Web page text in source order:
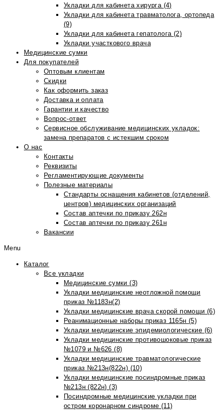
Укладки для кабинета хирурга (4)
Укладки для кабинета травматолога, ортопеда
(9)
Укладки для кабинета гепатолога (2)
Укладки участкового врача
Медицинские сумки
Для покупателей
Оптовым клиентам
Скидки
Как оформить заказ
Доставка и оплата
Гарантии и качество
Вопрос-ответ
Сервисное обслуживание медицинских укладок:
замена препаратов с истекшим сроком
О нас
Контакты
Реквизиты
Регламентирующие документы
Полезные материалы
Стандарты оснащения кабинетов (отделений,
центров) медицинских организаций
Состав аптечки по приказу 262н
Состав аптечки по приказу 261н
Вакансии
Menu
Каталог
Все укладки
Медицинские сумки (3)
Укладки медицинские неотложной помощи
приказ №1183н(2)
Укладки медицинские врача скорой помощи (6)
Реанимационные наборы приказ 1165н (5)
Укладки медицинские эпидемиологические (6)
Укладки медицинские противошоковые приказ
№1079 и №626 (8)
Укладки медицинские травматологические
приказ №213н(822н) (10)
Укладки медицинские посиндромные приказ
№213н (822н) (3)
Посиндромные медицинские укладки при
остром коронарном синдроме (11)